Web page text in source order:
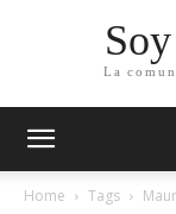
La
Home Tags